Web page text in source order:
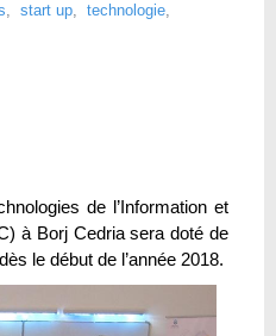
, start up, technologie,
de l’Information et
à Borj Cedria sera doté de
le début de l’année 2018.